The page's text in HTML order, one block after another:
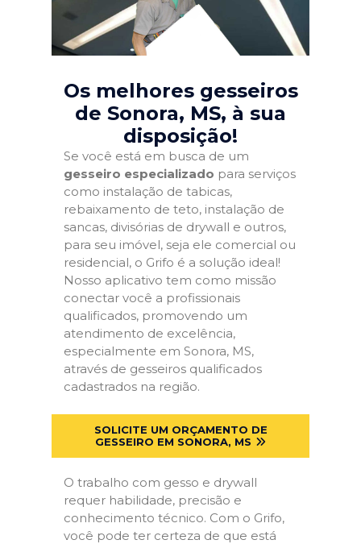
Os melhores gesseiros
de Sonora, MS, à sua
disposição!
Se você está em busca de um
gesseiro especializado para serviços
como instalação de tabicas,
rebaixamento de teto, instalação de
sancas, divisórias de drywall e outros,
para seu imóvel, seja ele comercial ou
residencial, o Grifo é a solução ideal!
Nosso aplicativo tem como missão
conectar você a profissionais
qualificados, promovendo um
atendimento de excelência,
especialmente em Sonora, MS,
através de gesseiros qualificados
cadastrados na região.
SOLICITE UM ORÇAMENTO DE
GESSEIRO EM SONORA, MS
O trabalho com gesso e drywall
requer habilidade, precisão e
conhecimento técnico. Com o Grifo,
você pode ter certeza de que está